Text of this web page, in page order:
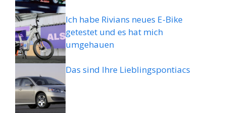
Ich habe Rivians neues E-Bike
getestet und es hat mich
umgehauen
Das sind Ihre Lieblingspontiacs